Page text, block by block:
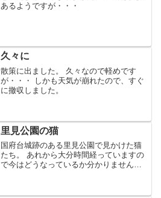
あるようですが・・・
久々に
散策に出ました。 久々なので軽めです
が・・・ しかも天気が崩れたので、すぐ
に撤収しました。
里見公園の猫
国府台城跡のある里見公園で見かけた猫
たち。 あれから大分時間経っていますの
で今はどうなっているか分かりません